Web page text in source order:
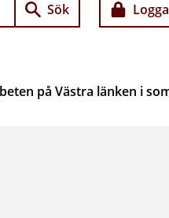
Sök
på Västra länken i